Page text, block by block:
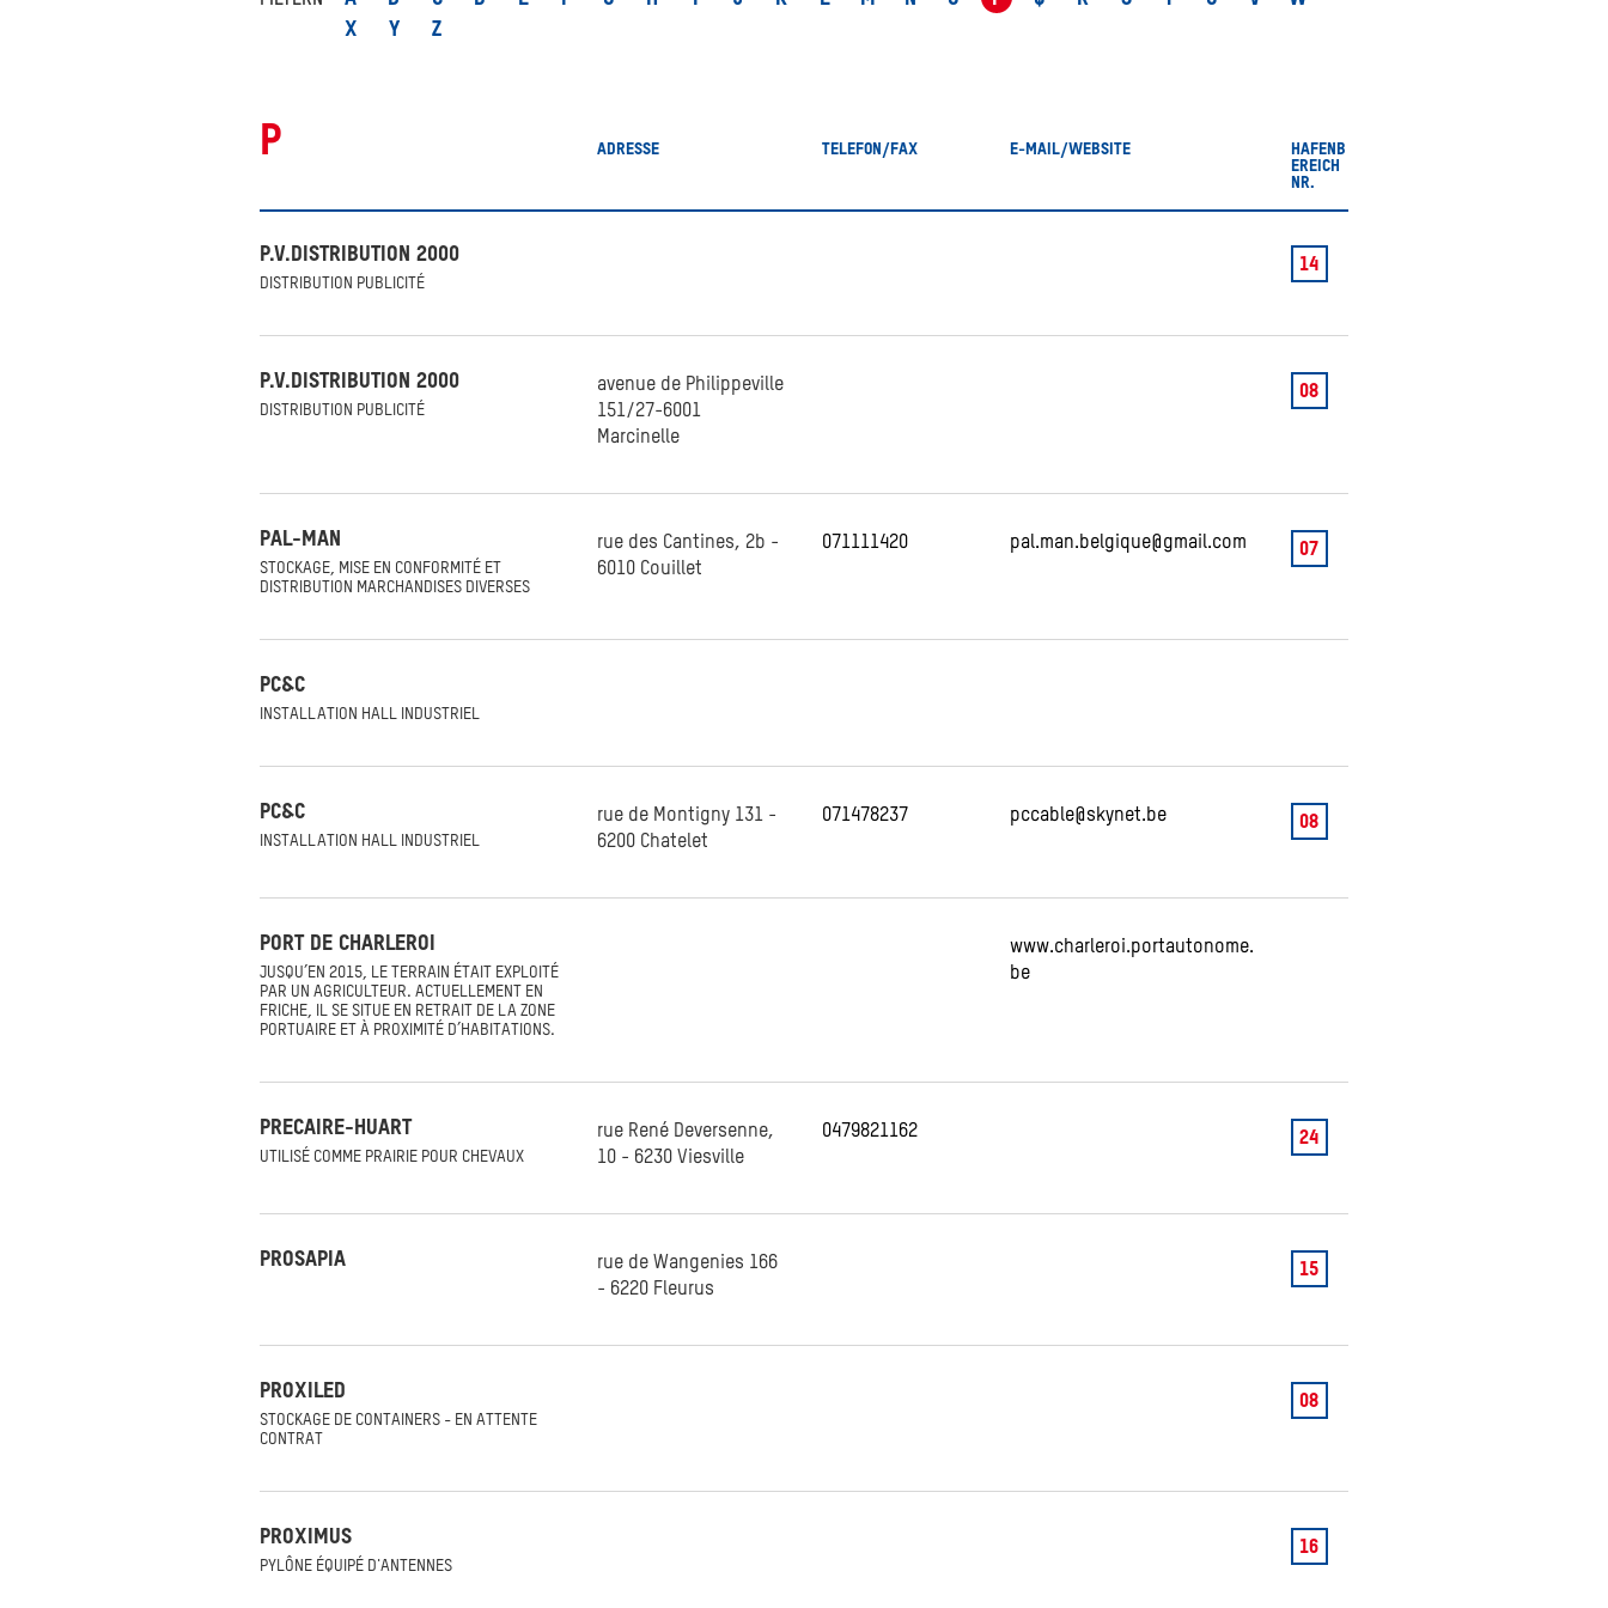
EINE
SEARCH
X
Y Z
P ADRESSE TELEFON/FAX E-MAIL/WEBSITE
HAFENB
EREICH
NR.
P.V.DISTRIBUTION 2000
DISTRIBUTION PUBLICITÉ
14
P.V.DISTRIBUTION 2000
DISTRIBUTION PUBLICITÉ
avenue de Philippeville
151/27-6001
Marcinelle
08
PAL-MAN
STOCKAGE, MISE EN CONFORMITÉ ET
DISTRIBUTION MARCHANDISES DIVERSES
rue des Cantines, 2b -
6010 Couillet
071111420 pal.man.belgique@gmail.com 07
PC&C
INSTALLATION HALL INDUSTRIEL
PC&C
INSTALLATION HALL INDUSTRIEL
rue de Montigny 131 -
6200 Chatelet
071478237 pccable@skynet.be 08
PORT DE CHARLEROI
JUSQU’EN 2015, LE TERRAIN ÉTAIT EXPLOITÉ
PAR UN AGRICULTEUR. ACTUELLEMENT EN
FRICHE, IL SE SITUE EN RETRAIT DE LA ZONE
PORTUAIRE ET À PROXIMITÉ D’HABITATIONS.
www.charleroi.portautonome.
be
PRECAIRE-HUART
UTILISÉ COMME PRAIRIE POUR CHEVAUX
rue René Deversenne,
10 - 6230 Viesville
0479821162 24
PROSAPIA
rue de Wangenies 166
- 6220 Fleurus
15
PROXILED
STOCKAGE DE CONTAINERS - EN ATTENTE
CONTRAT
08
PROXIMUS
PYLÔNE ÉQUIPÉ D'ANTENNES
16